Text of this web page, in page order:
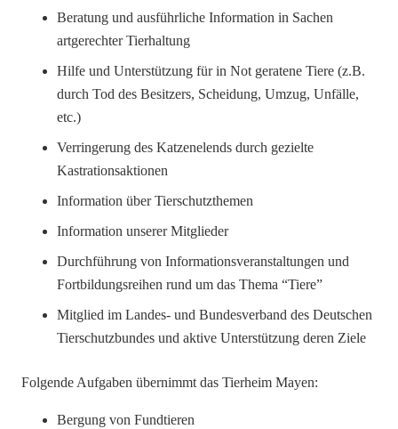
Beratung und ausführliche Information in Sachen
artgerechter Tierhaltung
Hilfe und Unterstützung für in Not geratene Tiere (z.B.
durch Tod des Besitzers, Scheidung, Umzug, Unfälle,
etc.)
Verringerung des Katzenelends durch gezielte
Kastrationsaktionen
Information über Tierschutzthemen
Information unserer Mitglieder
Durchführung von Informationsveranstaltungen und
Fortbildungsreihen rund um das Thema “Tiere”
Mitglied im Landes- und Bundesverband des Deutschen
Tierschutzbundes und aktive Unterstützung deren Ziele
Folgende Aufgaben übernimmt das Tierheim Mayen:
Bergung von Fundtieren